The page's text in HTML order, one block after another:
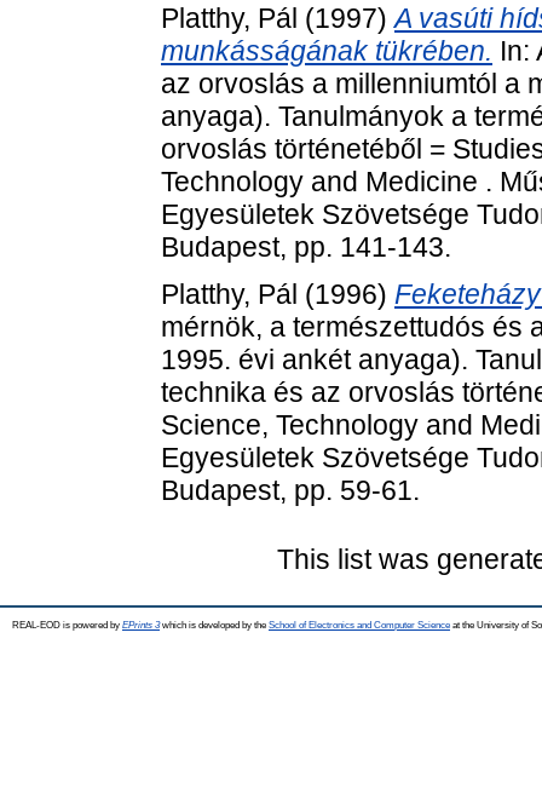
Platthy, Pál (1997)A vasúti
munkásságának tükrében. In:
az orvoslás a millenniumtól a
anyaga). Tanulmányok a
orvoslás történetéből =
Technology and Medicine .
Egyesületek Szövetsége
Budapest, pp. 141-143.
Platthy, Pál (1996)
mérnök, a természettudós és
1995. évi ankét anyaga).
technika és az orvoslás
Science, Technology and
Egyesületek Szövetsége
Budapest, pp. 59-61.
This list was
REAL-EOD is powered by EPrints 3which is developed by the School of Electronics and Computer Science at the University of